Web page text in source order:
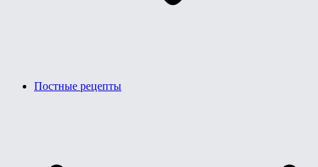
Постные рецепты